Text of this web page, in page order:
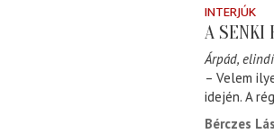
INTERJÚK
A SENKI
Árpád,
– Velem
idején. A
Bérczes